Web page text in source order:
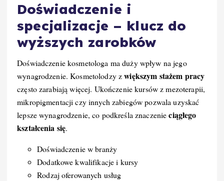
Doświadczenie i
specjalizacje – klucz do
wyższych zarobków
Doświadczenie kosmetologa ma duży wpływ na jego
wynagrodzenie. Kosmetolodzy zwiększym stażem pracy
często zarabiają więcej. Ukończenie kursów z mezoterapii,
mikropigmentacji czy innych zabiegów pozwala uzyskać
lepsze wynagrodzenie, co podkreśla znaczenieciągłego
kształcenia się.
Doświadczenie w branży
Dodatkowe kwalifikacje i kursy
Rodzaj oferowanych usług